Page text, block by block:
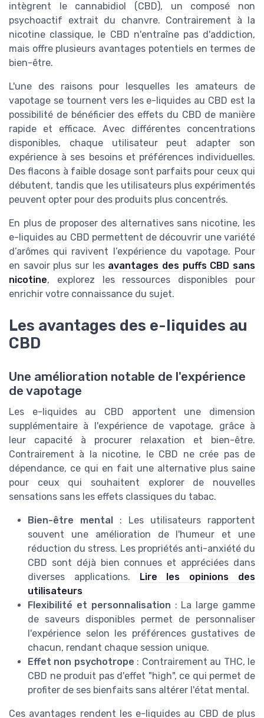
intègrent le cannabidiol (CBD), un composé non
psychoactif extrait du chanvre. Contrairement à la
nicotine classique, le CBD n'entraîne pas d'addiction,
mais offre plusieurs avantages potentiels en termes de
bien-être.
L'une des raisons pour lesquelles les amateurs de
vapotage se tournent vers les e-liquides au CBD est la
possibilité de bénéficier des effets du CBD de manière
rapide et efficace. Avec différentes concentrations
disponibles, chaque utilisateur peut adapter son
expérience à ses besoins et préférences individuelles.
Des flacons à faible dosage sont parfaits pour ceux qui
débutent, tandis que les utilisateurs plus expérimentés
peuvent opter pour des produits plus concentrés.
En plus de proposer des alternatives sans nicotine, les
e-liquides au CBD permettent de découvrir une variété
d’arômes qui ravivent l’expérience du vapotage. Pour
en savoir plus sur les avantages des puffs CBD sans
nicotine, explorez les ressources disponibles pour
enrichir votre connaissance du sujet.
Les avantages des e-liquides au
CBD
Une amélioration notable de l'expérience
de vapotage
Les e-liquides au CBD apportent une dimension
supplémentaire à l'expérience de vapotage, grâce à
leur capacité à procurer relaxation et bien-être.
Contrairement à la nicotine, le CBD ne crée pas de
dépendance, ce qui en fait une alternative plus saine
pour ceux qui souhaitent explorer de nouvelles
sensations sans les effets classiques du tabac.
Bien-être mental : Les utilisateurs rapportent
souvent une amélioration de l'humeur et une
réduction du stress. Les propriétés anti-anxiété du
CBD sont déjà bien connues et appréciées dans
diverses applications. Lire les opinions des
utilisateurs
Flexibilité et personnalisation : La large gamme
de saveurs disponibles permet de personnaliser
l'expérience selon les préférences gustatives de
chacun, rendant chaque session unique.
Effet non psychotrope : Contrairement au THC, le
CBD ne produit pas d'effet "high", ce qui permet de
profiter de ses bienfaits sans altérer l'état mental.
Ces avantages rendent les e-liquides au CBD de plus